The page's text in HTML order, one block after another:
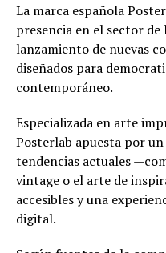
La marca española
presencia en el sector
lanzamiento de nuevas
diseñados para
contemporáneo.
Especializada en arte
Posterlab apuesta por
tendencias actuales
vintage o el arte de
accesibles y una
digital.